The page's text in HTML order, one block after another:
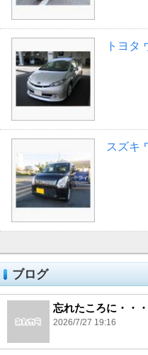
トヨタ
スズキ
ブログ
忘れたころに・・・
2026/7/27 19:16